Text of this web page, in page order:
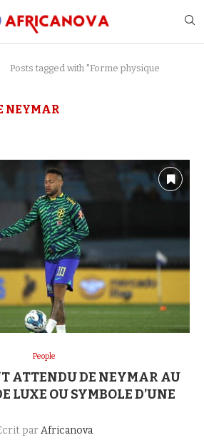
Posts tagged with "Forme physique
NEYMAR
People
ATTENDU DE NEYMAR AU
LUXE OU SYMBOLE D’UNE
parAfricanova